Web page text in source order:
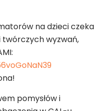
na dzieci czeka
wyzwań,
pomysłów i